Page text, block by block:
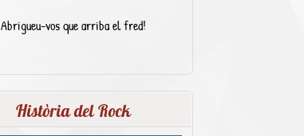
Abrigueu-vos que arriba el fred!
Història del Rock